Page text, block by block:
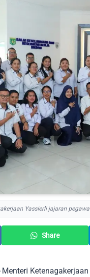
Yassierli jajaran
Share
Menteri